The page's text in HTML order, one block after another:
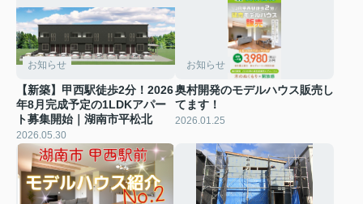
お知らせ
【新築】甲西駅徒歩2分！2026
年8月完成予定の1LDKアパー
ト募集開始｜湖南市平松北
2026.05.30
お知らせ
奥村開発のモデルハウス販売し
てます！
2026.01.25